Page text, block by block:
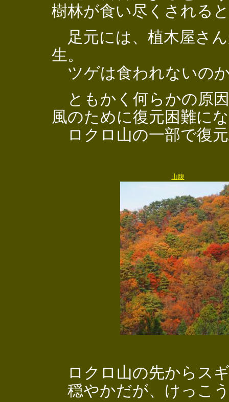
樹林が食い尽くされる
足元には、植木屋さ
生。
ツゲは食われないの
ともかく何らかの原
風のために復元困難に
ロクロ山の一部で復
山腹
ロクロ山の先からス
穏やかだが、けっこ